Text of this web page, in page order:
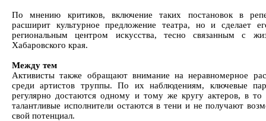
По мнению критиков, включение таких постановок в
расширит культурное предложение театра, но и сделает
региональным центром искусства, тесно связанным с
Хабаровского края.
Между тем
Активисты также обращают внимание на неравномерное
среди артистов труппы. По их наблюдениям, ключевые
регулярно достаются одному и тому же кругу актеров, в то
талантливые исполнители остаются в тени и не получают
свой потенциал.